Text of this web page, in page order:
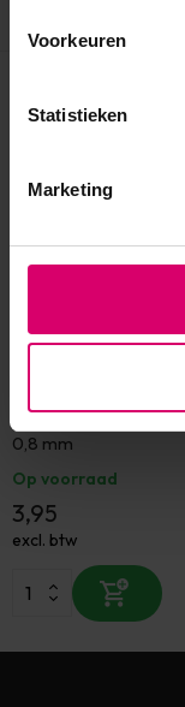
Voorkeuren
Statistieken
Marketing
LoveNess Beads
0,8 mm
Op voorraad
3,95
excl. btw